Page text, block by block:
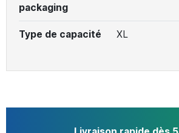
packaging
Type de capacité XL